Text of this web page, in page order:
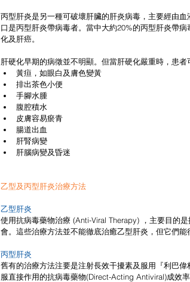
丙型肝炎是另一種可破壞肝臟的肝炎病毒，主要經由
口是丙型肝炎帶病毒者。當中大約20%的丙型肝炎帶
化及肝癌。
肝硬化早期的病徵並不明顯。但當肝硬化嚴重時，患者
黃疸，如眼白及膚色變黃
排出茶色小便
手腳水腫
腹腔積水
皮膚容易瘀青
腸道出血
肝腎病變
肝腦病變及昏迷
乙型及丙型肝炎治療方法
乙型肝炎
使用抗病毒藥物治療 (Anti-Viral Therapy) ，主要目的
會。這些治療方法並不能徹底治癒乙型肝炎，但它們能
丙型肝炎
舊有的治療方法注要是注射長效干擾素及服用『利巴
服直接作用的抗病毒藥物(Direct-Acting Antiviral)成效